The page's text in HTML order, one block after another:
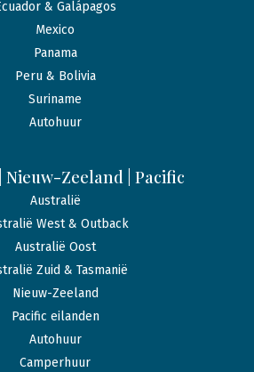
& Galápagos
Mexico
Panama
Peru & Bolivia
Suriname
Autohuur
Nieuw-Zeeland | Pacific
Australië
West & Outback
Australië Oost
Zuid & Tasmanië
Nieuw-Zeeland
Pacific eilanden
Autohuur
Camperhuur